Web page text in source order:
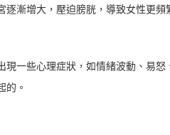
漸增大，壓迫膀胱，導致女性更頻
一些心理症狀，如情緒波動、易
的。